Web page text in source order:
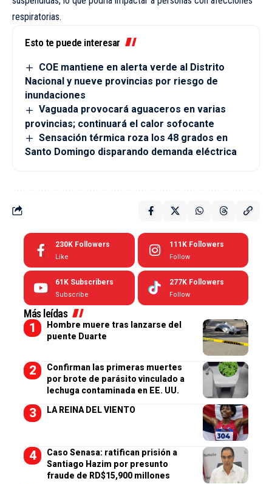
respiratorias.
Esto te puede interesar
COE mantiene en alerta verde al Distrito
Nacional y nueve provincias por riesgo de
inundaciones
Vaguada provocará aguaceros en varias
provincias; continuará el calor sofocante
Sensación térmica roza los 48 grados en
Santo Domingo disparando demanda eléctrica
230K Followers
Like
111K Followers
Follow
61K Subscribers
Subscribe
277K Followers
Follow
Más leídas
Hombre muere tras lanzarse del
puente Duarte
Confirman las primeras muertes
por brote de parásito vinculado a
lechuga contaminada en EE. UU.
LA REINA DEL VIENTO
Caso Senasa: ratifican prisión a
Santiago Hazim por presunto
fraude de RD$15,900 millones